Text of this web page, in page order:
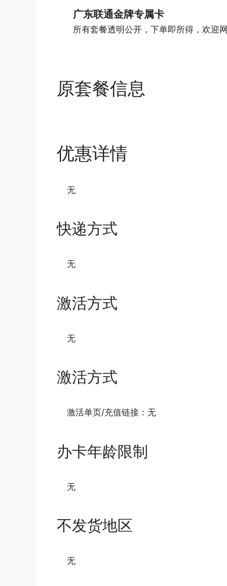
广东联通金牌专属卡
所有套餐透明公开，下单即所得，欢迎
原套餐信息
优惠详情
无
快递方式
无
激活方式
无
激活方式
激活单页/充值链接：无
办卡年龄限制
无
不发货地区
无